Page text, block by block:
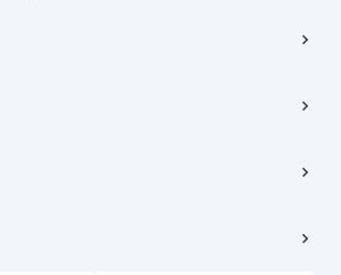
종로구 율곡로 6(중학동, 트윈트리빌딩) B동 5층
종로구 수송동 율곡로 24, 7층, 8층 미소
관한 의무와 책임은 거래당사자에게 있습니다.
Inc. All Rights Reserved.